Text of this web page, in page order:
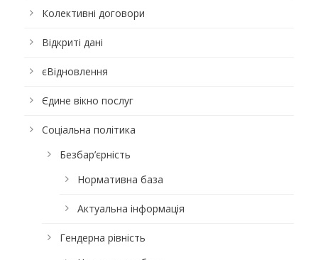
Колективні договори
Відкриті дані
єВідновлення
Єдине вікно послуг
Соціальна політика
Безбар’єрність
Нормативна база
Актуальна інформація
Гендерна рівність